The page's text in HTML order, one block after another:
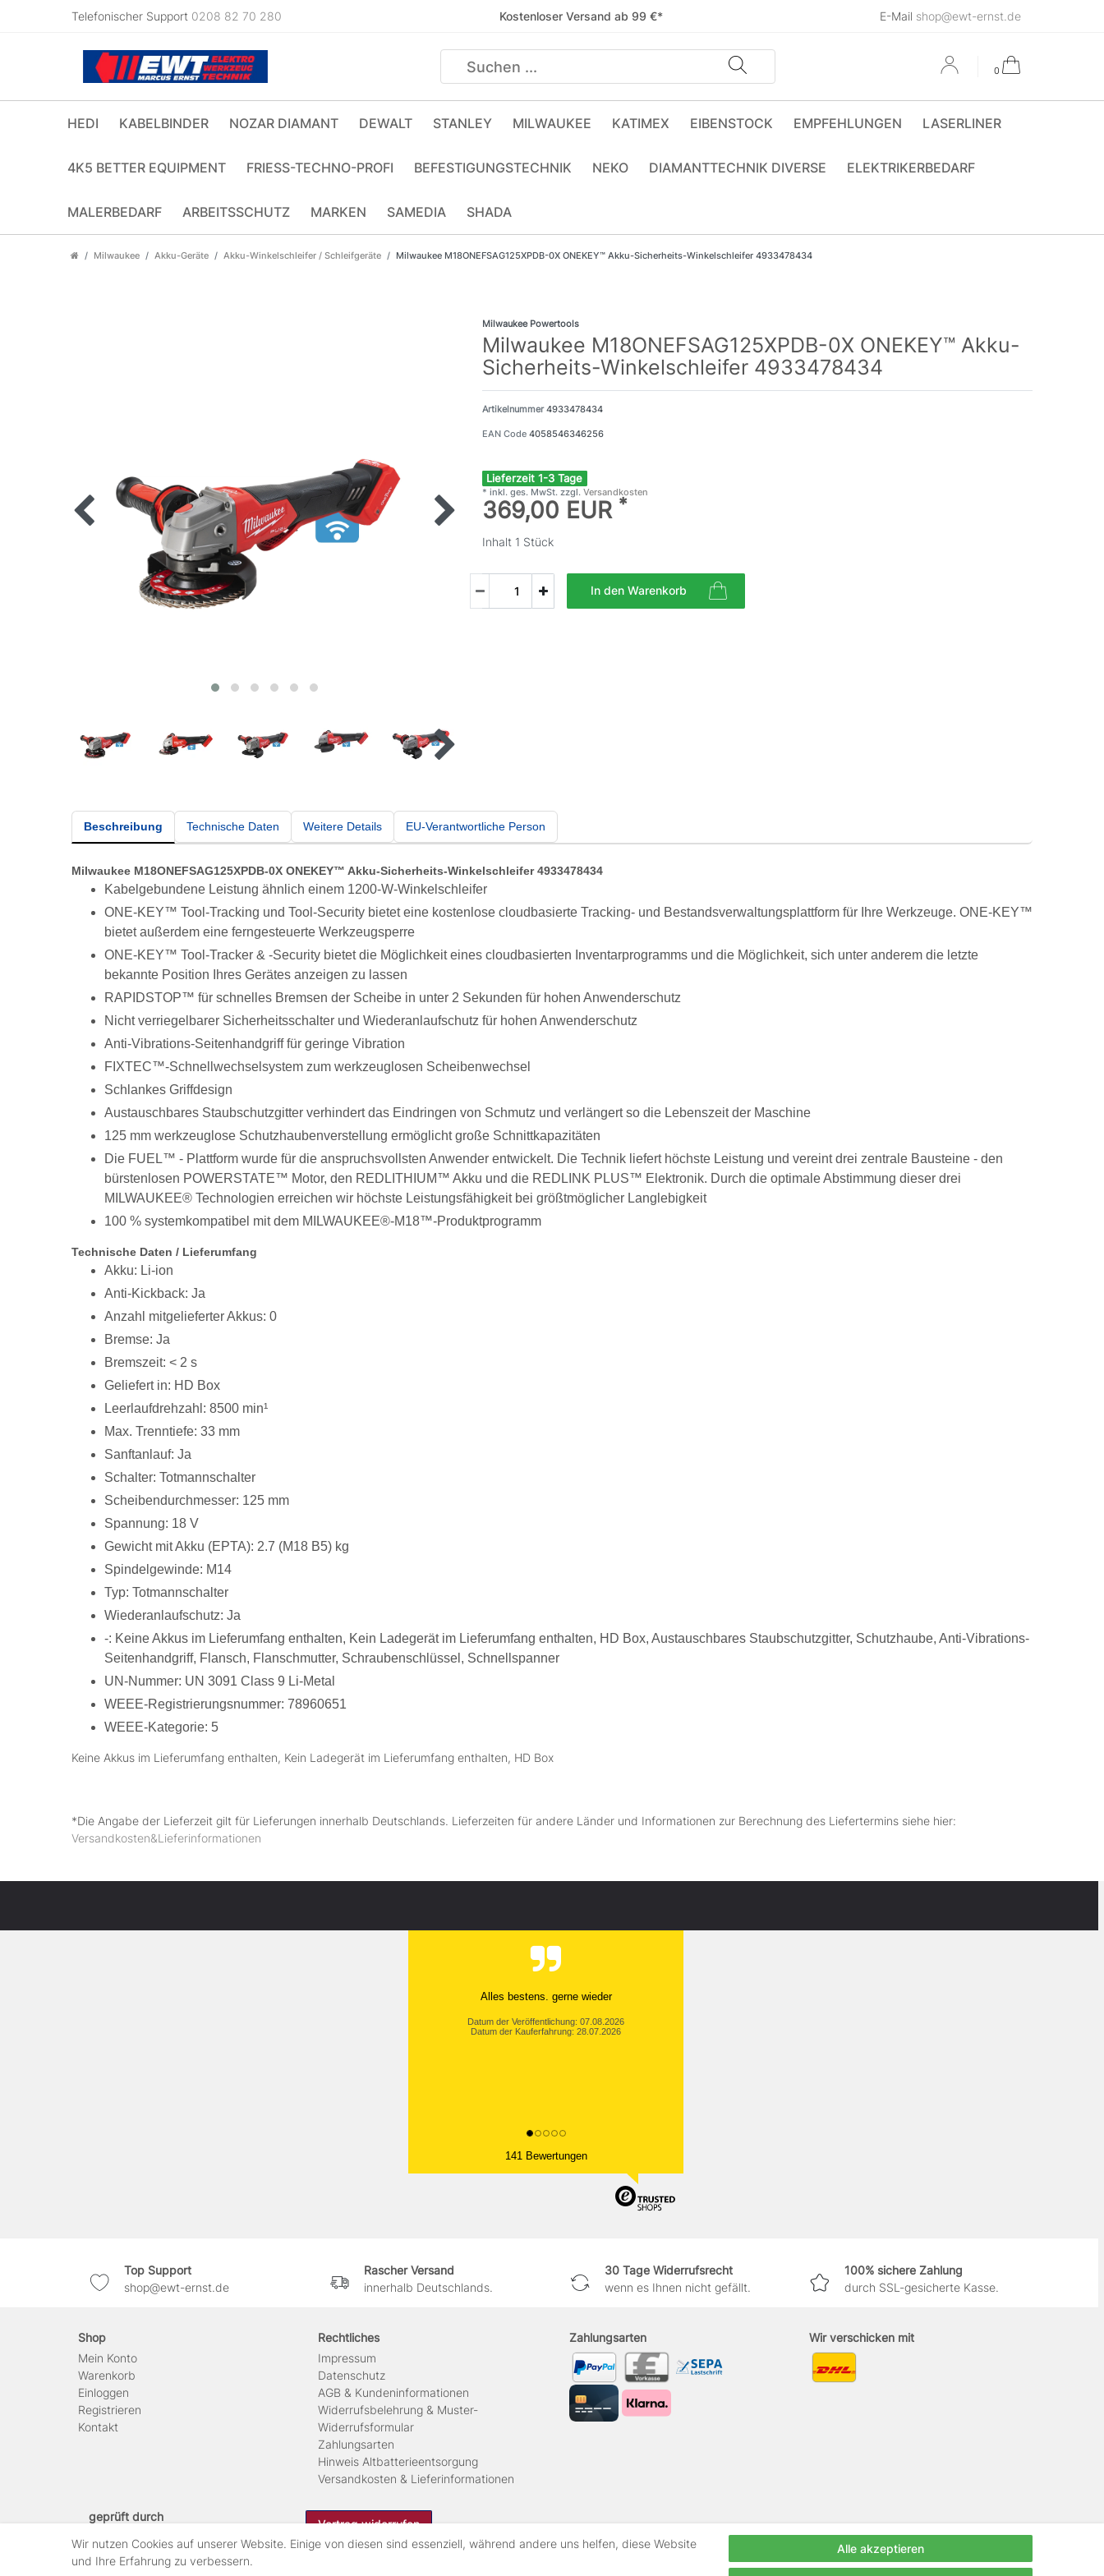
Telefonischer Support 0208 82 70 280 Kostenloser Versand ab 99 €* E-Mail shop@ewt-ernst.de
0
HEDI KABELBINDER NOZAR DIAMANT DEWALT STANLEY MILWAUKEE KATIMEX EIBENSTOCK EMPFEHLUNGEN LASERLINER
4K5 BETTER EQUIPMENT FRIESS-TECHNO-PROFI BEFESTIGUNGSTECHNIK NEKO DIAMANTTECHNIK DIVERSE ELEKTRIKERBEDARF
MALERBEDARF ARBEITSSCHUTZ MARKEN SAMEDIA SHADA
Milwaukee Akku-Geräte Akku-Winkelschleifer / Schleifgeräte Milwaukee M18ONEFSAG125XPDB-0X ONEKEY™ Akku-Sicherheits-Winkelschleifer 4933478434
Milwaukee Powertools
Milwaukee M18ONEFSAG125XPDB-0X ONEKEY™ Akku-
Sicherheits-Winkelschleifer 4933478434
Artikelnummer4933478434
EAN Code 4058546346256
Lieferzeit 1-3 Tage
* inkl. ges. MwSt. zzgl. Versandkosten
369,00 EUR *
Inhalt 1 Stück
In den Warenkorb
Beschreibung Technische Daten Weitere Details EU-Verantwortliche Person
Milwaukee M18ONEFSAG125XPDB-0X ONEKEY™ Akku-Sicherheits-Winkelschleifer 4933478434
Kabelgebundene Leistung ähnlich einem 1200-W-Winkelschleifer
ONE-KEY™ Tool-Tracking und Tool-Security bietet eine kostenlose cloudbasierte Tracking- und Bestandsverwaltungsplattform für Ihre Werkzeuge. ONE-KEY™
bietet außerdem eine ferngesteuerte Werkzeugsperre
ONE-KEY™ Tool-Tracker & -Security bietet die Möglichkeit eines cloudbasierten Inventarprogramms und die Möglichkeit, sich unter anderem die letzte
bekannte Position Ihres Gerätes anzeigen zu lassen
RAPIDSTOP™ für schnelles Bremsen der Scheibe in unter 2 Sekunden für hohen Anwenderschutz
Nicht verriegelbarer Sicherheitsschalter und Wiederanlaufschutz für hohen Anwenderschutz
Anti-Vibrations-Seitenhandgriff für geringe Vibration
FIXTEC™-Schnellwechselsystem zum werkzeuglosen Scheibenwechsel
Schlankes Griffdesign
Austauschbares Staubschutzgitter verhindert das Eindringen von Schmutz und verlängert so die Lebenszeit der Maschine
125 mm werkzeuglose Schutzhaubenverstellung ermöglicht große Schnittkapazitäten
Die FUEL™ - Plattform wurde für die anspruchsvollsten Anwender entwickelt. Die Technik liefert höchste Leistung und vereint drei zentrale Bausteine - den
bürstenlosen POWERSTATE™ Motor, den REDLITHIUM™ Akku und die REDLINK PLUS™ Elektronik. Durch die optimale Abstimmung dieser drei
MILWAUKEE® Technologien erreichen wir höchste Leistungsfähigkeit bei größtmöglicher Langlebigkeit
100 % systemkompatibel mit dem MILWAUKEE®-M18™-Produktprogramm
Technische Daten / Lieferumfang
Akku: Li-ion
Anti-Kickback: Ja
Anzahl mitgelieferter Akkus: 0
Bremse: Ja
Bremszeit: < 2 s
Geliefert in: HD Box
Leerlaufdrehzahl: 8500 min¹
Max. Trenntiefe: 33 mm
Sanftanlauf: Ja
Schalter: Totmannschalter
Scheibendurchmesser: 125 mm
Spannung: 18 V
Gewicht mit Akku (EPTA): 2.7 (M18 B5) kg
Spindelgewinde: M14
Typ: Totmannschalter
Wiederanlaufschutz: Ja
-: Keine Akkus im Lieferumfang enthalten, Kein Ladegerät im Lieferumfang enthalten, HD Box, Austauschbares Staubschutzgitter, Schutzhaube, Anti-Vibrations-
Seitenhandgriff, Flansch, Flanschmutter, Schraubenschlüssel, Schnellspanner
UN-Nummer: UN 3091 Class 9 Li-Metal
WEEE-Registrierungsnummer: 78960651
WEEE-Kategorie: 5
Keine Akkus im Lieferumfang enthalten, Kein Ladegerät im Lieferumfang enthalten, HD Box
*Die Angabe der Lieferzeit gilt für Lieferungen innerhalb Deutschlands. Lieferzeiten für andere Länder und Informationen zur Berechnung des Liefertermins siehe hier:
Versandkosten&Lieferinformationen
Alles bestens. gerne wieder
Datum der Veröffentlichung: 07.08.2026
Datum der Kauferfahrung: 28.07.2026
141 Bewertungen
Top Support
shop@ewt-ernst.de
Rascher Versand
innerhalb Deutschlands.
30 Tage Widerrufsrecht
wenn es Ihnen nicht gefällt.
100% sichere Zahlung
durch SSL-gesicherte Kasse.
Shop
Mein Konto
Warenkorb
Einloggen
Registrieren
Kontakt
Rechtliches
Impressum
Daten­schutz
AGB & Kundeninformationen
Widerrufsbelehrung & Muster-
Widerrufsformular
Zahlungsarten
Hinweis Altbatterieentsorgung
Versandkosten & Lieferinformationen
Zahlungsarten Wir verschicken mit
geprüft durch
Vertrag widerrufen
Wir nutzen Cookies auf unserer Website. Einige von diesen sind essenziell, während andere uns helfen, diese Website
und Ihre Erfahrung zu verbessern.
Alle akzeptieren